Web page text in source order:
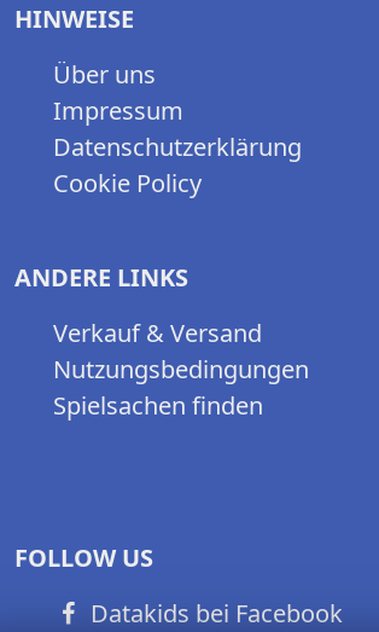
HINWEISE
Über uns
Impressum
Datenschutzerklärung
Cookie Policy
ANDERE LINKS
Verkauf & Versand
Nutzungsbedingungen
Spielsachen finden
FOLLOW US
Datakids bei Facebook